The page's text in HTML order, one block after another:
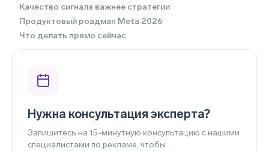
Качество сигнала важнее стратегии
Продуктовый роадмап Meta 2026
Что делать прямо сейчас
Нужна консультация эксперта?
Запишитесь на 15-минутную консультацию с нашими
специалистами по рекламе, чтобы